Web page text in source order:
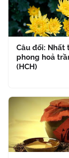
Câu đối: Nhất
phong hoả
(HCH)